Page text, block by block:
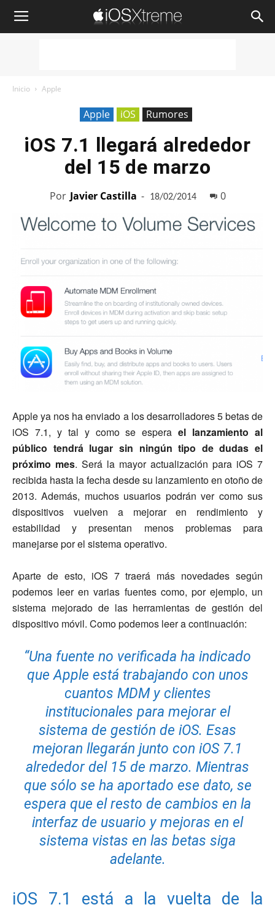
iOSXtreme
Inicio Apple
Apple iOS Rumores
iOS 7.1 llegará alrededor
del 15 de marzo
Por Javier Castilla - 18/02/2014 0
Apple ya nos ha enviado a los desarrolladores 5 betas de
iOS 7.1, y tal y como se espera el lanzamiento al
público tendrá lugar sin ningún tipo de dudas el
próximo mes. Será la mayor actualización para iOS 7
recibida hasta la fecha desde su lanzamiento en otoño de
2013. Además, muchos usuarios podrán ver como sus
dispositivos vuelven a mejorar en rendimiento y
estabilidad y presentan menos problemas para
manejarse por el sistema operativo.
Aparte de esto, iOS 7 traerá más novedades según
podemos leer en varias fuentes como, por ejemplo, un
sistema mejorado de las herramientas de gestión del
dispositivo móvil. Como podemos leer a continuación:
“Una fuente no verificada ha indicado
que Apple está trabajando con unos
cuantos MDM y clientes
institucionales para mejorar el
sistema de gestión de iOS. Esas
mejoran llegarán junto con iOS 7.1
alrededor del 15 de marzo. Mientras
que sólo se ha aportado ese dato, se
espera que el resto de cambios en la
interfaz de usuario y mejoras en el
sistema vistas en las betas siga
adelante.
iOS 7.1 está a la vuelta de la